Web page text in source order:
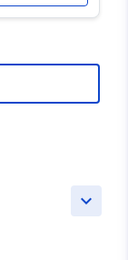
keyboard_arrow_down